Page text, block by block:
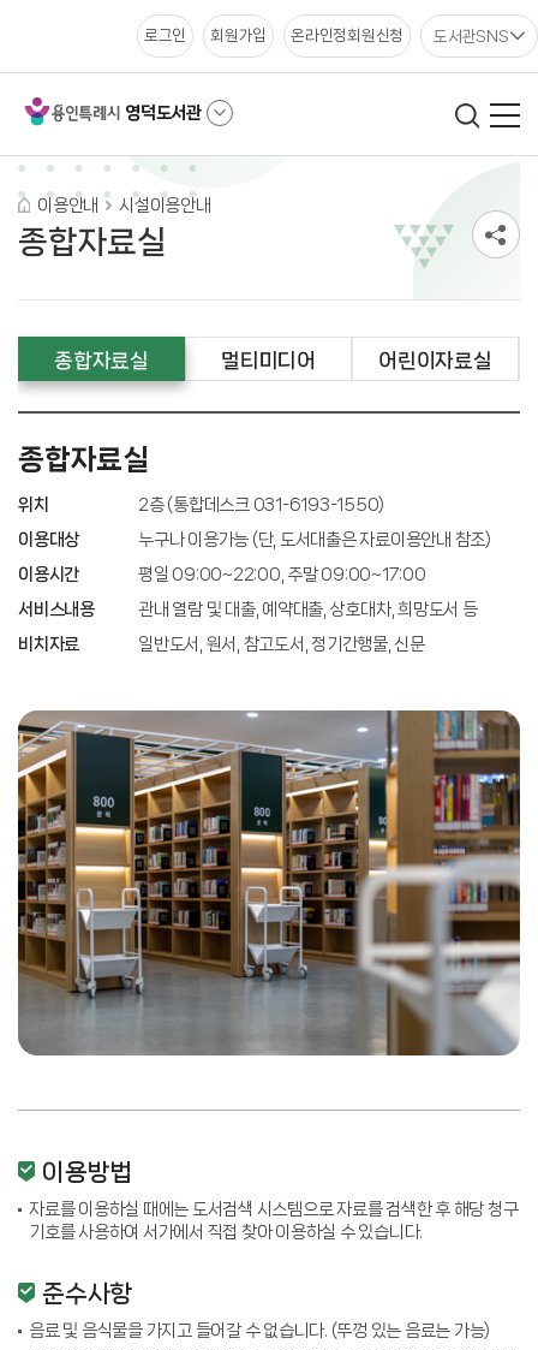
영덕도서관
로그인 회원가입 온라인정회원신청 도서관SNS
이용안내 시설이용안내
종합자료실
종합자료실 멀티미디어 어린이자료실
종합자료실
위치
2층 (통합데스크 031-6193-1550)
이용대상
누구나 이용가능 (단, 도서대출은 자료이용안내 참조)
이용시간
평일 09:00~22:00, 주말 09:00~17:00
서비스내용
관내 열람 및 대출, 예약대출, 상호대차, 희망도서 등
비치자료
일반도서, 원서, 참고도서, 정기간행물, 신문
이용방법
자료를 이용하실 때에는 도서검색 시스템으로 자료를 검색한 후 해당 청구
기호를 사용하여 서가에서 직접 찾아 이용하실 수 있습니다.
준수사항
음료 및 음식물을 가지고 들어갈 수 없습니다. (뚜껑 있는 음료는 가능)